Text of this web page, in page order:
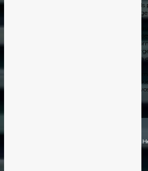
Notre site internet utilise des cookies
expérience optimale de navigation par l’affichage
Des cookies à des fins statistiques et d’analyse
préférences sur notre site et sur vos réseaux
Vous pouvez les accepter ou les refuser. Les
utilisés à des fins commerciales. Pour plus
notre <a href="/politique-de-confidentialite/"
rel="noopener"><strong>Politique de protection
suivies lors de votre visite sur ce site. Un seul
navigateur afin de se souvenir de ne pas suivre